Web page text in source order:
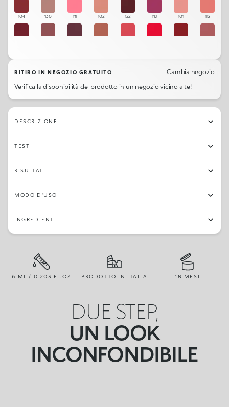
104 130 111 102 122 118 101 113
RITIRO IN NEGOZIO GRATUITO
Cambia negozio
Verifica la disponibilità del prodotto in un negozio vicino a te!
DESCRIZIONE
TEST
RISULTATI
MODO D'USO
INGREDIENTI
6 ML / 0.203 FL.OZ PRODOTTO IN ITALIA 18 MESI
DUE STEP,
UN LOOK
INCONFONDIBILE